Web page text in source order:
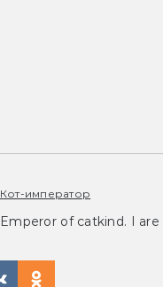
Кот-император
Emperor of catkind. I